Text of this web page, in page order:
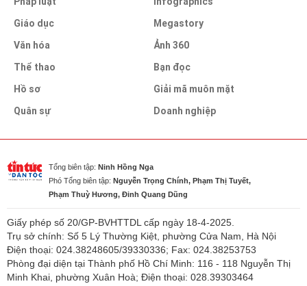
Giáo dục
Văn hóa
Thể thao
Hồ sơ
Quân sự
Megastory
Ảnh 360
Bạn đọc
Giải mã muôn mặt
Doanh nghiệp
Tổng biên tập: Ninh Hồng Nga
Phó Tổng biên tập: Nguyễn Trọng Chính, Phạm Thị Tuyết,
Phạm Thuỳ Hương, Đinh Quang Dũng
Giấy phép số 20/GP-BVHTTDL cấp ngày 18-4-2025.
Trụ sở chính: Số 5 Lý Thường Kiệt, phường Cửa Nam, Hà Nội
Điện thoại: 024.38248605/39330336; Fax: 024.38253753
Phòng đại diện tại Thành phố Hồ Chí Minh: 116 - 118 Nguyễn Thị
Minh Khai, phường Xuân Hoà; Điện thoại: 028.39303464